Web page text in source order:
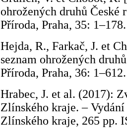
ohrožených druhů České
Příroda, Praha, 35: 1–178.
Hejda, R., Farkač, J. et
seznam ohrožených
Příroda, Praha, 36: 1–612.
Hrabec, J. et al. (2017):
Zlínského kraje. –
Zlínského kraje, 265 pp.